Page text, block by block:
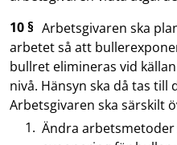
10 § Arbetsgivaren ska
arbetet så att
bullret elimineras vid
nivå. Hänsyn ska då tas till
Arbetsgivaren ska särskilt
Ändra